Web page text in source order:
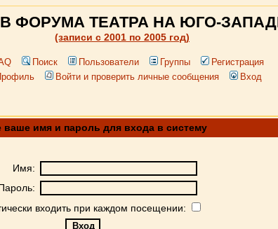
ФОРУМА ТЕАТРА НА ЮГО-
(записи c 2001 по 2005 год)
Поиск Пользователи Группы
Регистрация
Войти и проверить личные сообщения Вход
ваше имя и пароль для входа в систему
Имя:
входить при каждом посещении: